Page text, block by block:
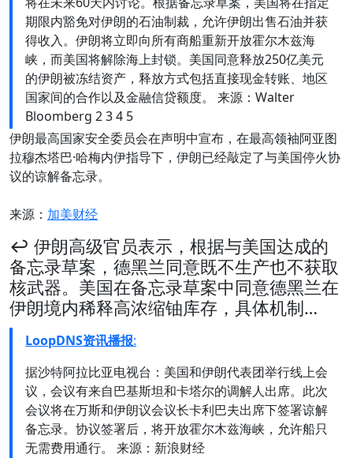
期限内豁免对伊朗的石油制裁，允许伊朗出售石油并获
得收入。伊朗将立即向所有商船重新开放霍尔木兹海
峡，而美国将解除海上封锁。美国同意释放250亿美元
的伊朗被冻结资产，释放方式包括直接现金转账、地区
国家间的合作以及金融信贷额度。 来源：Walter
Bloomberg 2 3 4 5
伊朗最高国家安全委员会在声明中宣布，在最高领袖阿亚图
拉穆杰塔巴·哈梅内伊指导下，伊朗已经敲定了与美国停火协
议的谅解备忘录。
来源： 加美财经
↩️ 伊朗高级官员表示，根据与美国达成的
备忘录草案，德黑兰同意既不生产也不获取
核武器。美国在备忘录草案中同意德黑兰在
伊朗境内稀释高浓缩铀库存，具体机制…
LoopDNS资讯播报:
据沙特阿拉比亚电视台：美国和伊朗代表团举行线上会
议，会议有来自巴基斯坦和卡塔尔的调解人出席。此次
会议将在万斯和伊朗议会议长卡利巴夫出席下签署谅解
备忘录。协议签署后，将开放霍尔木兹海峡，允许船只
无需费用通行。 来源：新浪财经